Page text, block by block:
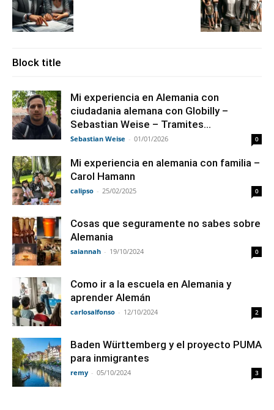
Block title
Mi experiencia en Alemania con
ciudadania alemana con Globilly –
Sebastian Weise – Tramites...
Sebastian Weise - 01/01/2026 0
Mi experiencia en alemania con familia –
Carol Hamann
calipso - 25/02/2025 0
Cosas que seguramente no sabes sobre
Alemania
saiannah - 19/10/2024 0
Como ir a la escuela en Alemania y
aprender Alemán
carlosalfonso - 12/10/2024 2
Baden Württemberg y el proyecto PUMA
para inmigrantes
remy - 05/10/2024 3